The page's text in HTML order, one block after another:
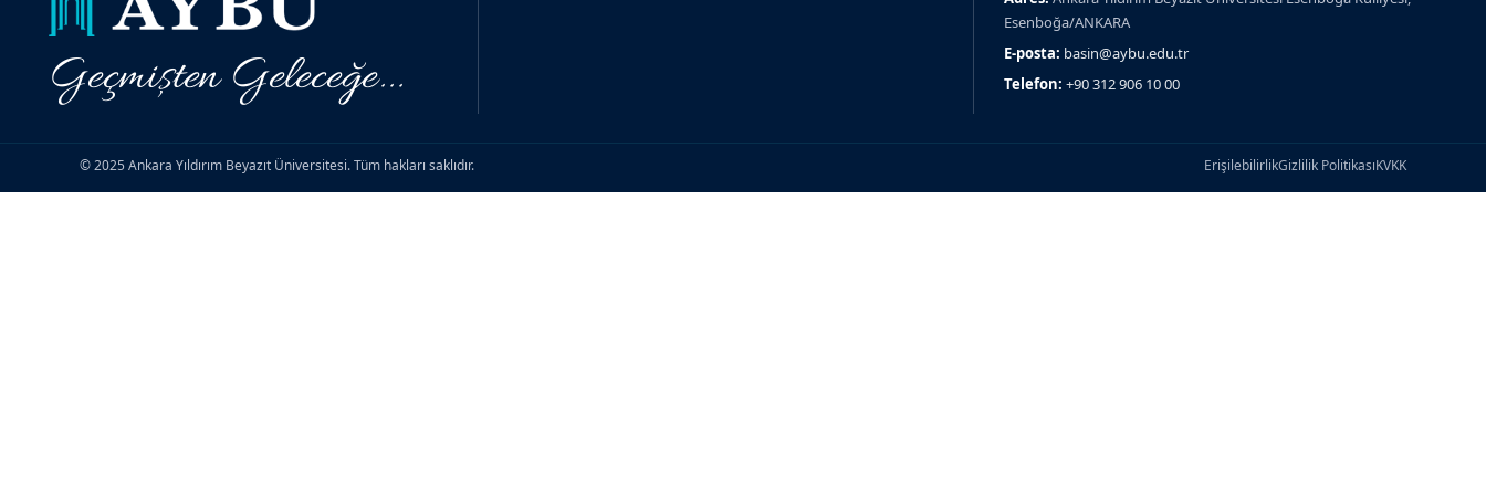
Geçmişten Geleceğe...
Esenboğa/ANKARA
E-posta: basin@aybu.edu.tr
Telefon: +90 312 906 10 00
© 2025 Ankara Yıldırım Beyazıt Üniversitesi. Tüm hakları saklıdır. ErişilebilirlikGizlilik PolitikasıKVKK